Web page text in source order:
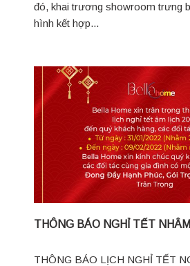
đó, khai trương showroom trưng
hình kết hợp...
THÔNG BÁO NGHỈ TẾT
THÔNG BÁO LỊCH NGHỈ TẾT